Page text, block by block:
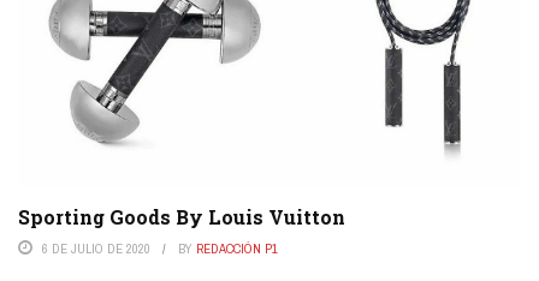
Sporting Goods By Louis Vuitton
6 DE JULIO DE 2020 BY REDACCIÓN P1